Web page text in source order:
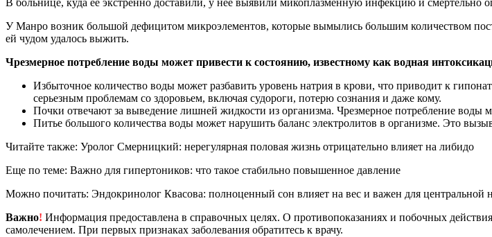
В больнице, куда ее экстренно доставили, у нее выявили микоплазменную инфекцию и смертельно
У Манро возник большой дефицитом микроэлементов, которые вымылись большим количеством
ей чудом удалось выжить.
Чрезмерное потребление воды может привести к состоянию, известному как водная
Избыточное количество воды может разбавить уровень натрия в крови, что приводит к
серьезным проблемам со здоровьем, включая судороги, потерю сознания и даже кому.
Почки отвечают за выведение лишней жидкости из организма. Чрезмерное потребление
Питье большого количества воды может нарушить баланс электролитов в организме. Это
Читайте также: Уролог Смерницкий: нерегулярная половая жизнь отрицательно влияет на либидо
Еще по теме: Важно для гипертоников: что такое стабильно повышенное давление
Можно почитать: Эндокринолог Квасова: полноценный сон влияет на вес и важен для центральной
Важно! Информация предоставлена в справочных целях. О противопоказаниях и побочных
самолечением. При первых признаках заболевания обратитесь к врачу.